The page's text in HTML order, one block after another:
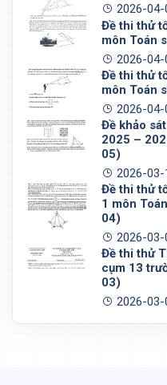
2026-04-
Đề thi thử
môn Toán
2026-04-
Đề thi thử
môn Toán
2026-04-
Đề khảo
2025 –
05)
2026-03-
Đề thi thử
1 môn
04)
2026-03-
Đề thi thử
cụm 13
03)
2026-03-